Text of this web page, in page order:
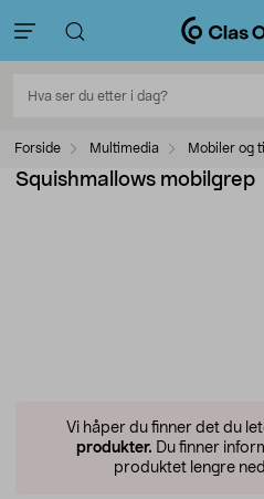
Forside Multimedia Mobiler og
Squishmallows mobilgrep
Vi håper du finner det du
produkter. Du finner
produktet lengre